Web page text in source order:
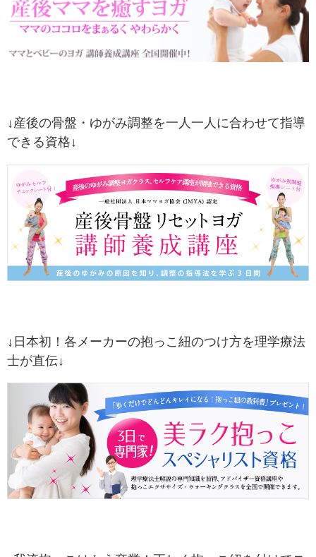
↓産後の骨盤・ゆがみ調整を一人一人に合わせて指導
できる資格↓
↓日本初！各メーカーの抱っこ紐のつけ方を理学療法
士が直伝↓